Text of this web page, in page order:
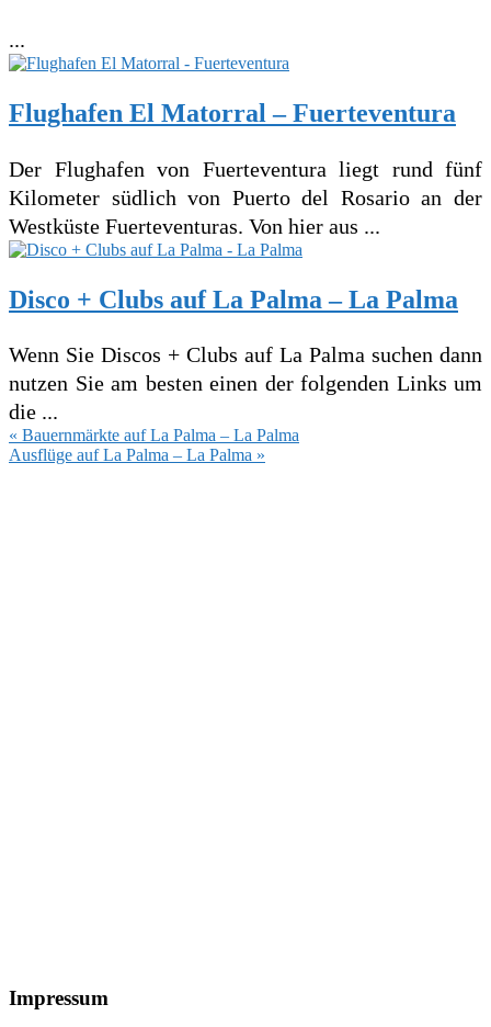
...
Flughafen El Matorral – Fuerteventura
Der Flughafen von Fuerteventura liegt rund fünf
Kilometer südlich von Puerto del Rosario an der
Westküste Fuerteventuras. Von hier aus ...
Disco + Clubs auf La Palma – La Palma
Wenn Sie Discos + Clubs auf La Palma suchen dann
nutzen Sie am besten einen der folgenden Links um
die ...
Vorheriger
Beitrag:
« Bauernmärkte auf La Palma – La Palma
Nächster
Ausflüge auf La Palma – La Palma »
Footer
Impressum